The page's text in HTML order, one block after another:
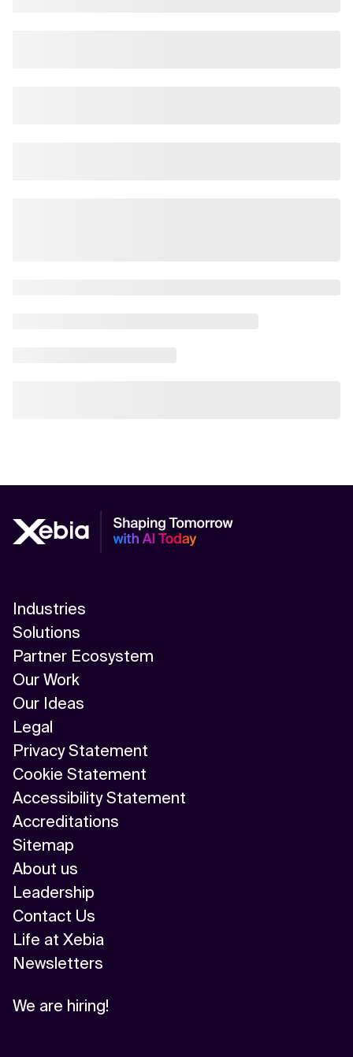
Industries
Solutions
Partner Ecosystem
Our Work
Our Ideas
Legal
Privacy Statement
Cookie Statement
Accessibility Statement
Accreditations
Sitemap
About us
Leadership
Contact Us
Life at Xebia
Newsletters
We are hiring!